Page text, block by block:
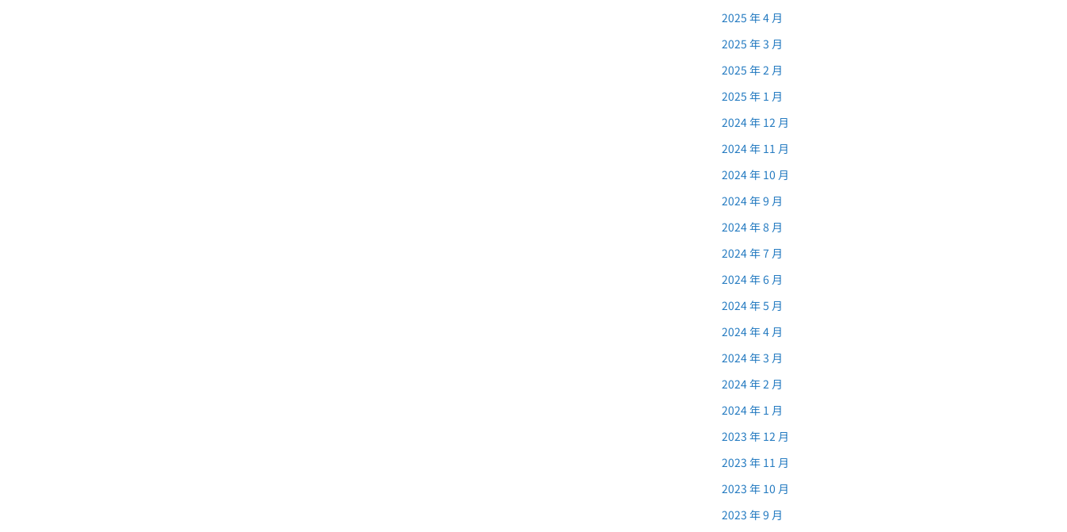
2025 年 4 月
2025 年 3 月
2025 年 2 月
2025 年 1 月
2024 年 12 月
2024 年 11 月
2024 年 10 月
2024 年 9 月
2024 年 8 月
2024 年 7 月
2024 年 6 月
2024 年 5 月
2024 年 4 月
2024 年 3 月
2024 年 2 月
2024 年 1 月
2023 年 12 月
2023 年 11 月
2023 年 10 月
2023 年 9 月